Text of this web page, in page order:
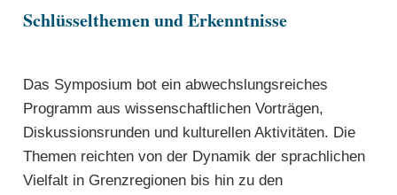
Schlüsselthemen und Erkenntnisse
Das Symposium bot ein abwechslungsreiches
Programm aus wissenschaftlichen Vorträgen,
Diskussionsrunden und kulturellen Aktivitäten. Die
Themen reichten von der Dynamik der sprachlichen
Vielfalt in Grenzregionen bis hin zu den